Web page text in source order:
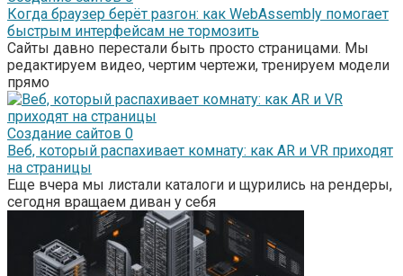
Когда браузер берёт разгон: как WebAssembly помогает
быстрым интерфейсам не тормозить
Сайты давно перестали быть просто страницами. Мы
редактируем видео, чертим чертежи, тренируем модели
прямо
Создание сайтов 0
Веб, который распахивает комнату: как AR и VR приходят
на страницы
Еще вчера мы листали каталоги и щурились на рендеры,
сегодня вращаем диван у себя